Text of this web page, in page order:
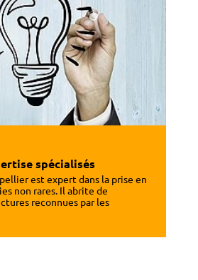
spécialisés
est expert dans la prise en
non rares. Il abrite de
reconnues par les